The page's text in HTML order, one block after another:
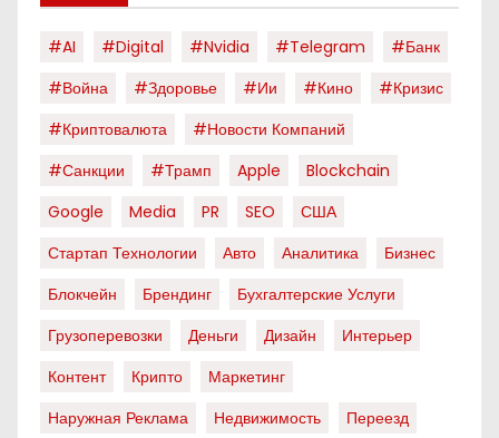
#AI #digital #nvidia #telegram
#банк
#война
#здоровье #ии #кино
#кризис
#криптовалюта
#новости Компаний
#санкции
#трамп Apple
Blockchain
Google
Media PR SEO
США
Стартап Технологии
Авто Аналитика
Бизнес
Блокчейн
Брендинг
Бухгалтерские Услуги
Грузоперевозки
Деньги Дизайн
Интерьер
Контент
Крипто
Маркетинг
Наружная Реклама
Недвижимость
Переезд